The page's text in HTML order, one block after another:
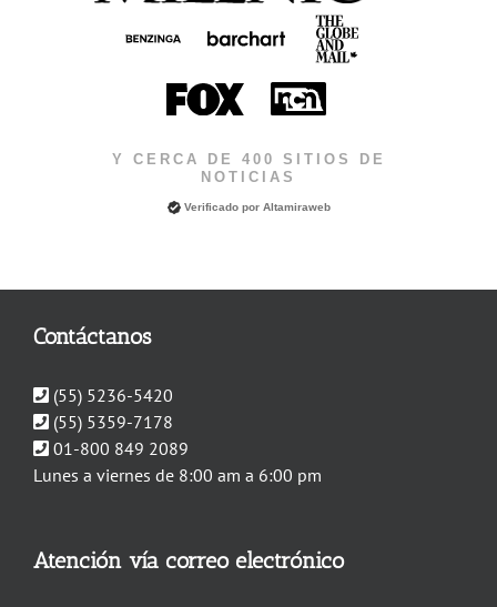
Y CERCA DE 400 SITIOS DE
NOTICIAS
Verificado por Altamiraweb
Contáctanos
(55) 5236-5420
(55) 5359-7178
01-800 849 2089
Lunes a viernes de 8:00 am a 6:00 pm
Atención vía correo electrónico